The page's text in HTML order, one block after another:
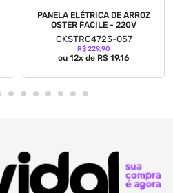
PANELA ELÉTRICA DE ARROZ
OSTER FACILE - 220V
CKSTRC4723-057
R$ 229,90
ou 12x de R$ 19,16